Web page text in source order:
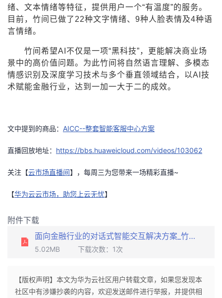
绪、文本情绪等特征，提供用户一个“有温度”的服务。
目前，竹间已做了22种文字情绪、9种人脸表情及4种语
言情绪。
竹间希望AI不仅是一项“黑科技”，更能解决商业场
景中的高价值问题。为此竹间将自然语言理解、多模态
情感识别及深度学习技术与多个垂直领域结合，以AI技
术赋能金融行业，达到一加一大于二的成效。
文中提到的商品： AICC--整套智能客服中心方案
直播回放地址： https://bbs.huaweicloud.com/videos/103062
关注【云市场直播间】，每周三为您带来一场精彩直播~
【华为云云市场，助您上云无忧】
附件下载
面向金融行业的对话式智能交互解决方案_竹间智能.pdf
5.02MB 下载次数： 1次
【版权声明】本文为华为云社区用户转载文章，如果您发现本
社区中有涉嫌抄袭的内容，欢迎发送邮件进行举报，并提供相